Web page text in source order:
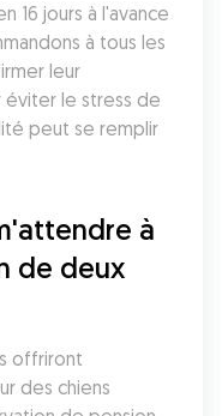
16 jours à l'avance
à tous les
leur
éviter le stress de
peut se remplir
à
de deux
offriront
des chiens